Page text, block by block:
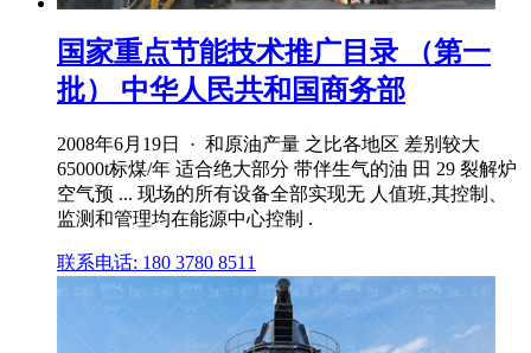
国家重点节能技术推广目录 （第一
批） 中华人民共和国商务部
2008年6月19日 · 和原油产量 之比各地区 差别较大
65000t标煤/年 适合绝大部分 带伴生气的油 田 29 裂解炉
空气预 ... 现场的所有设备全部实现无 人值班,其控制、
监测和管理均在能源中心控制 .
联系电话: 180 3780 8511